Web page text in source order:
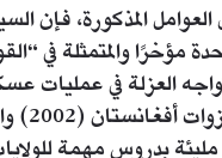
العوامل المذكورة، فإن
مؤخرًا والمتمثلة في
العزلة في عمليات